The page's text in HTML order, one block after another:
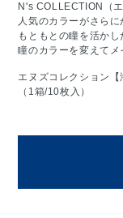
N's COLLECTION（
人気のカラーがさらに
もともとの瞳を活かし
瞳のカラーを変えてメ
エヌズコレクション【
（1箱/10枚入）